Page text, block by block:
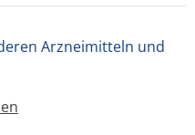
Arzneimitteln und